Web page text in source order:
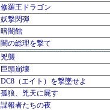
修羅王ドラゴン
妖撃閃弾
暗闇館
闇の総理を撃て
兇襲
巨頭崩壊
DC8（エイト）を撃墜せよ
孤狼、兇天に屍す
諜報者たちの夜